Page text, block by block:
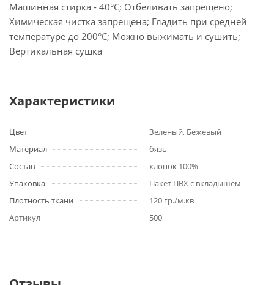
Машинная стирка - 40°C; Отбеливать запрещено;
Химическая чистка запрещена; Гладить при средней
температуре до 200°С; Можно выжимать и сушить;
Вертикальная сушка
Характеристики
Цвет
Зеленый, Бежевый
Материал
бязь
Состав
хлопок 100%
Упаковка
Пакет ПВХ с вкладышем
Плотность ткани
120 гр./м.кв
Артикул
500